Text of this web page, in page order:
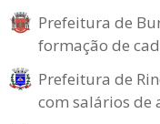
Prefeitura de
formação de
Prefeitura de
com salários de